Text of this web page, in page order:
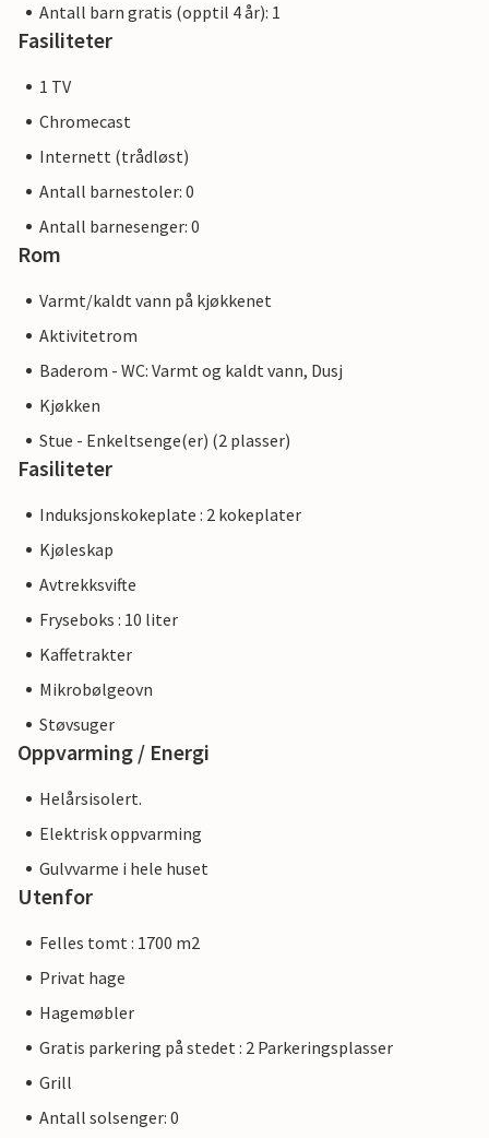
Antall barn gratis (opptil 4 år): 1
Fasiliteter
1 TV
Chromecast
Internett (trådløst)
Antall barnestoler: 0
Antall barnesenger: 0
Rom
Varmt/kaldt vann på kjøkkenet
Aktivitetrom
Baderom - WC: Varmt og kaldt vann, Dusj
Kjøkken
Stue - Enkeltsenge(er) (2 plasser)
Fasiliteter
Induksjonskokeplate : 2 kokeplater
Kjøleskap
Avtrekksvifte
Fryseboks : 10 liter
Kaffetrakter
Mikrobølgeovn
Støvsuger
Oppvarming / Energi
Helårsisolert.
Elektrisk oppvarming
Gulvvarme i hele huset
Utenfor
Felles tomt : 1700 m2
Privat hage
Hagemøbler
Gratis parkering på stedet : 2 Parkeringsplasser
Grill
Antall solsenger: 0